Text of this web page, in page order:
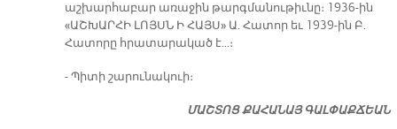
աշխարհաբար առաջին թարգմանութիւնը։ 1936-ին
«ԱՇԽԱՐՀԻ ԼՈՅՍՆ Ի ՀԱՅՍ» Ա. Հատոր եւ 1939-ին Բ.
Հատորը հրատարակած է…։
- Պիտի շարունակուի։
ՄԱՇ­ՏՈՑ ՔԱ­ՀԱ­ՆԱՅ ԳԱԼ­ՓԱՔ­ՃԵԱՆ